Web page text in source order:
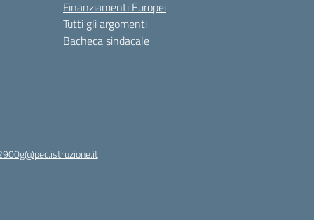
Finanziamenti Europei
Tutti gli argomenti
Bacheca sindacale